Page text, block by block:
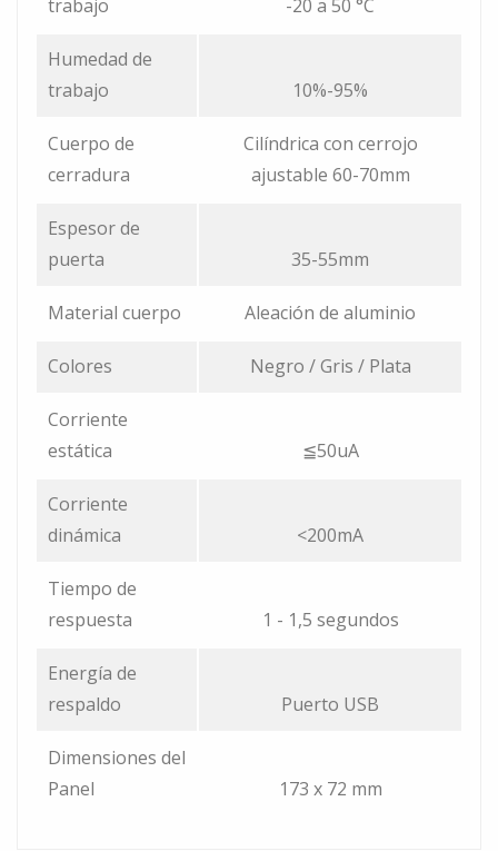
trabajo
-20 a 50 °C
Humedad de
trabajo
10%-95%
Cuerpo de
cerradura
Cilíndrica con cerrojo
ajustable 60-70mm
Espesor de
puerta
35-55mm
Material cuerpo Aleación de aluminio
Colores Negro / Gris / Plata
Corriente
estática
≦50uA
Corriente
dinámica
<200mA
Tiempo de
respuesta
1 - 1,5 segundos
Energía de
respaldo
Puerto USB
Dimensiones del
Panel
173 x 72 mm